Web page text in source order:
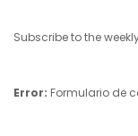
Subscribe to the
Error: Formulario de